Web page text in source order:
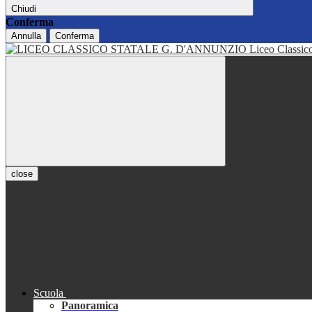
Chiudi
Conferma
Annulla Conferma
Liceo
close
Scuola
Panoramica